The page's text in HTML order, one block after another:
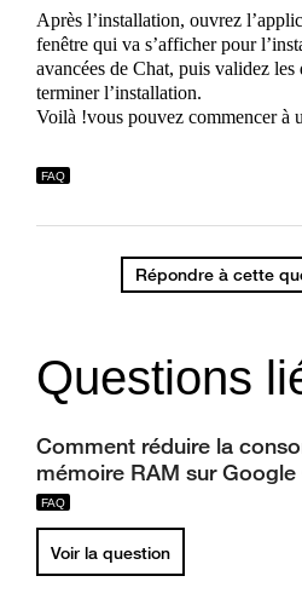
Après l’installation, ouvrez
fenêtre qui va s’afficher pour
avancées de Chat, puis validez
terminer l’installation.
Voilà !vous pouvez commencer à
Répondre à cette
Questions
Comment réduire la
mémoire RAM sur Google
Voir la question